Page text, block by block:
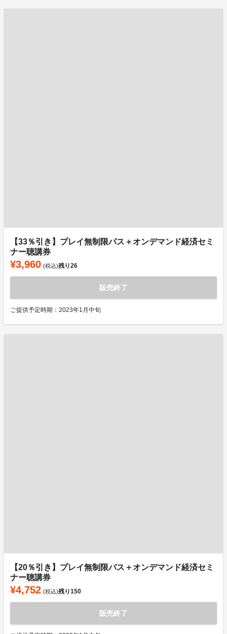
【33％引き】プレイ無制限パス＋オンデマンド経済セミ
ナー聴講券
¥3,960 (税込)残り26
販売終了
ご提供予定時期：2023年1月中旬
【20％引き】プレイ無制限パス＋オンデマンド経済セミ
ナー聴講券
¥4,752 (税込)残り150
販売終了